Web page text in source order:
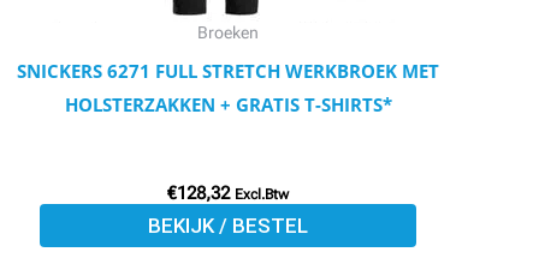
Broeken
SNICKERS 6271 FULL STRETCH WERKBROEK MET
HOLSTERZAKKEN + GRATIS T-SHIRTS*
€128,32 Excl.Btw
BEKIJK / BESTEL
worden
op
de